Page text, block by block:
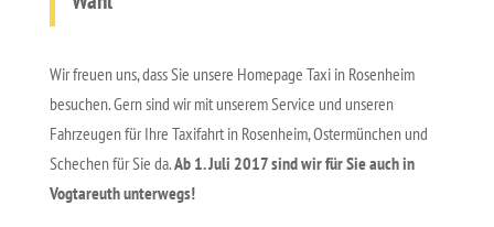
Wir freuen uns, dass Sie unsere Homepage Taxi in Rosenheim
besuchen. Gern sind wir mit unserem Service und unseren
Fahrzeugen für Ihre Taxifahrt in Rosenheim, Ostermünchen und
Schechen für Sie da.Ab 1. Juli 2017 sind wir für Sie auch in
Vogtareuth unterwegs!